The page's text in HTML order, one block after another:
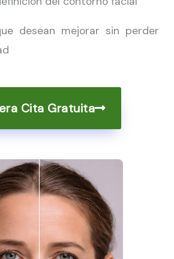
desean mejorar sin perder
Cita Gratuita